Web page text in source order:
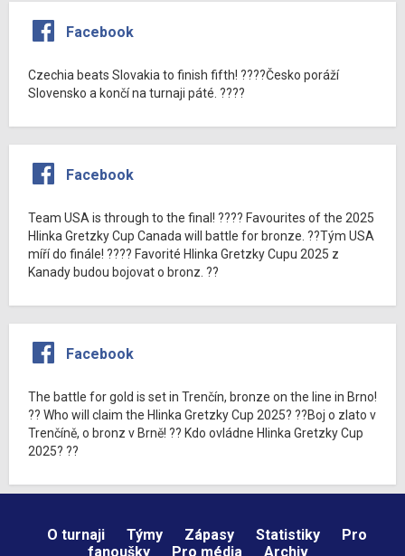
Facebook
Czechia beats Slovakia to finish fifth! ????Česko poráží
Slovensko a končí na turnaji páté. ????
Facebook
Team USA is through to the final! ???? Favourites of the 2025
Hlinka Gretzky Cup Canada will battle for bronze. ??Tým USA
míří do finále! ???? Favorité Hlinka Gretzky Cupu 2025 z
Kanady budou bojovat o bronz. ??
Facebook
The battle for gold is set in Trenčín, bronze on the line in Brno!
?? Who will claim the Hlinka Gretzky Cup 2025? ??Boj o zlato v
Trenčíně, o bronz v Brně! ?? Kdo ovládne Hlinka Gretzky Cup
2025? ??
O turnaji Týmy Zápasy Statistiky
Pro
fanoušky
Pro média Archiv